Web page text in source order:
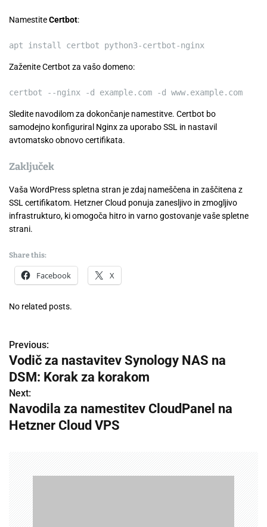
NamestiteCertbot:
apt install certbot python3-certbot-nginx
Zaženite Certbot za vašo domeno:
certbot --nginx -d example.com -d www.example.com
Sledite navodilom za dokončanje namestitve. Certbot bo
samodejno konfiguriral Nginx za uporabo SSL in nastavil
avtomatsko obnovo certifikata.
Zaključek
Vaša WordPress spletna stran je zdaj nameščena in zaščitena z
SSL certifikatom. Hetzner Cloud ponuja zanesljivo in zmogljivo
infrastrukturo, ki omogoča hitro in varno gostovanje vaše spletne
strani.
Share this:
Facebook X
No related posts.
P
o
s
t
Previous:
Vodič za nastavitev Synology NAS na
DSM: Korak za korakom
Next:
Navodila za namestitev CloudPanel na
Hetzner Cloud VPS